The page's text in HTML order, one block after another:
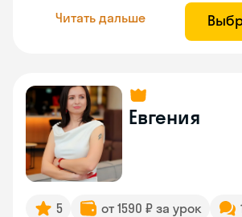
Читать дальше
Евгения
5 от 1590 ₽ за урок